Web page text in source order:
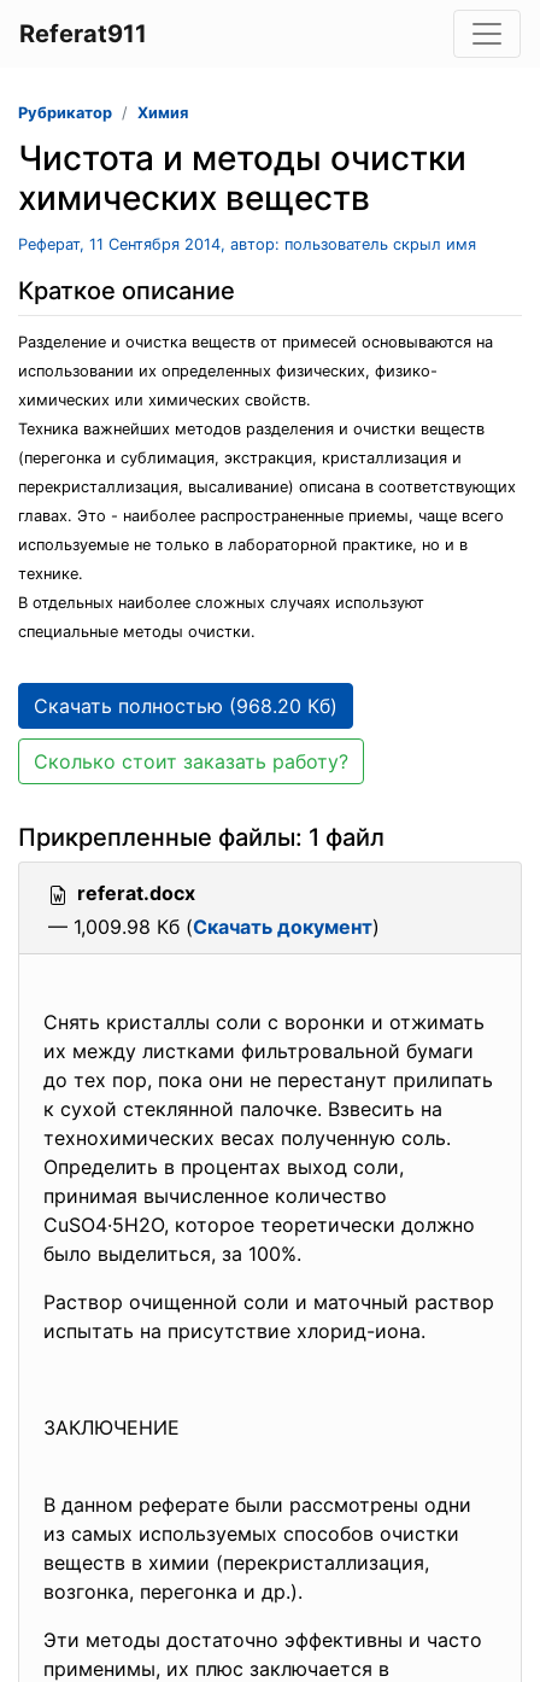
Referat911
Рубрикатор Химия
Чистота и методы очистки
химических веществ
Реферат, 11 Сентября 2014, автор: пользователь скрыл имя
Краткое описание
Разделение и очистка веществ от примесей основываются на
использовании их определенных физических, физико-
химических или химических свойств.
Техника важнейших методов разделения и очистки веществ
(перегонка и сублимация, экстракция, кристаллизация и
перекристаллизация, высаливание) описана в соответствующих
главах. Это - наиболее распространенные приемы, чаще всего
используемые не только в лабораторной практике, но и в
технике.
В отдельных наиболее сложных случаях используют
специальные методы очистки.
Скачать полностью (968.20 Кб)
Сколько стоит заказать работу?
Прикрепленные файлы: 1 файл
referat.docx
— 1,009.98 Кб (Скачать документ)
Снять кристаллы соли с воронки и отжимать
их между листками фильтровальной бумаги
до тех пор, пока они не перестанут прилипать
к сухой стеклянной палочке. Взвесить на
технохимических весах полученную соль.
Определить в процентах выход соли,
принимая вычисленное количество
CuSO4·5H2O, которое теоретически должно
было выделиться, за 100%.
Раствор очищенной соли и маточный раствор
испытать на присутствие хлорид-иона.
ЗАКЛЮЧЕНИЕ
В данном реферате были рассмотрены одни
из самых используемых способов очистки
веществ в химии (перекристаллизация,
возгонка, перегонка и др.).
Эти методы достаточно эффективны и часто
применимы, их плюс заключается в